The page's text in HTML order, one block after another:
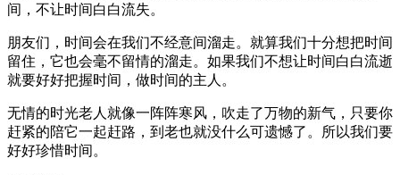
间，不让时间白白流失。
朋友们，时间会在我们不经意间溜走。就算我们十分想把时间
留住，它也会毫不留情的溜走。如果我们不想让时间白白流逝
就要好好把握时间，做时间的主人。
无情的时光老人就像一阵阵寒风，吹走了万物的新气，只要你
赶紧的陪它一起赶路，到老也就没什么可遗憾了。所以我们要
好好珍惜时间。